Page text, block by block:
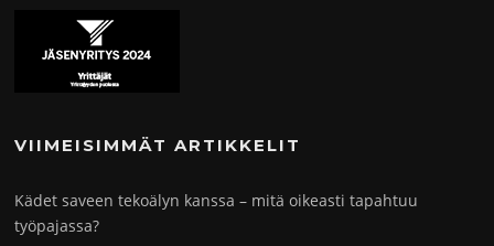
VIIMEISIMMÄT ARTIKKELIT
Kädet saveen tekoälyn kanssa – mitä oikeasti tapahtuu
työpajassa?